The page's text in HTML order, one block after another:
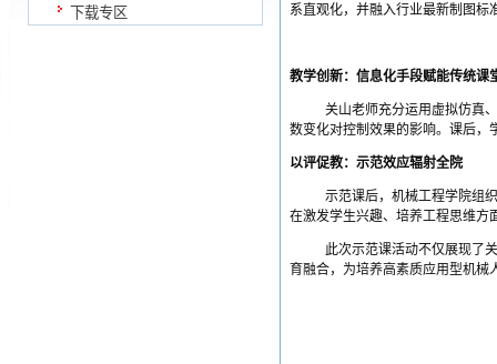
下载专区
系直观化，并融入行业最新制图
教学创新：信息化手段赋能传统课
关山老师充分运用虚拟仿真
数变化对控制效果的影响。课后，
以评促教：示范效应辐射全院
示范课后，机械工程学院组
在激发学生兴趣、培养工程思维方
此次示范课活动不仅展现了
育融合，为培养高素质应用型机械